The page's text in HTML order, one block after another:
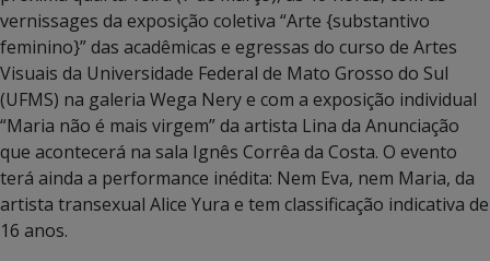
vernissages da exposição coletiva “Arte {substantivo
feminino}” das acadêmicas e egressas do curso de Artes
Visuais da Universidade Federal de Mato Grosso do Sul
(UFMS) na galeria Wega Nery e com a exposição individual
“Maria não é mais virgem” da artista Lina da Anunciação
que acontecerá na sala Ignês Corrêa da Costa. O evento
terá ainda a performance inédita: Nem Eva, nem Maria, da
artista transexual Alice Yura e tem classificação indicativa de
16 anos.